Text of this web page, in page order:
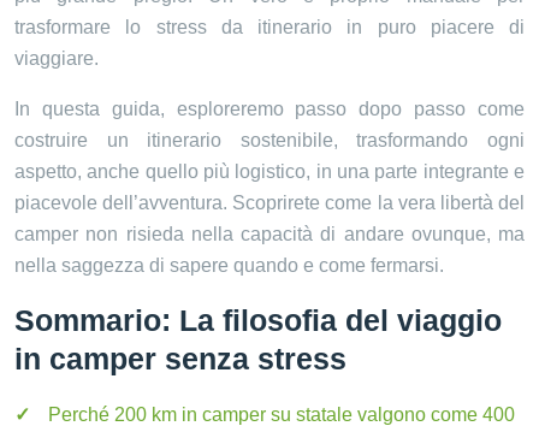
trasformare lo stress da itinerario in puro piacere di
viaggiare.
In questa guida, esploreremo passo dopo passo come
costruire un itinerario sostenibile, trasformando ogni
aspetto, anche quello più logistico, in una parte integrante e
piacevole dell’avventura. Scoprirete come la vera libertà del
camper non risieda nella capacità di andare ovunque, ma
nella saggezza di sapere quando e come fermarsi.
Sommario: La filosofia del viaggio
in camper senza stress
Perché 200 km in camper su statale valgono come 400